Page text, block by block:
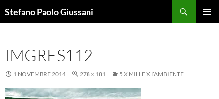
alStefano Paolo Giussani
IMGRES112
1 NOVEMBRE 2014 278 × 181 5 X MILLE X L’AMBIENTE